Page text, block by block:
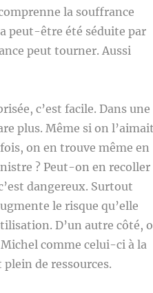
la souffrance
peut-être été séduite par
peut tourner. Aussi
c’est facile. Dans une
plus. Même si on
on en trouve même en
? Peut-on en recoller
dangereux. Surtout
le risque qu’elle
D’un autre côté,
comme celui-ci à la
de ressources.